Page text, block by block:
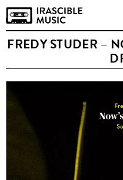
FREDY STUDER –